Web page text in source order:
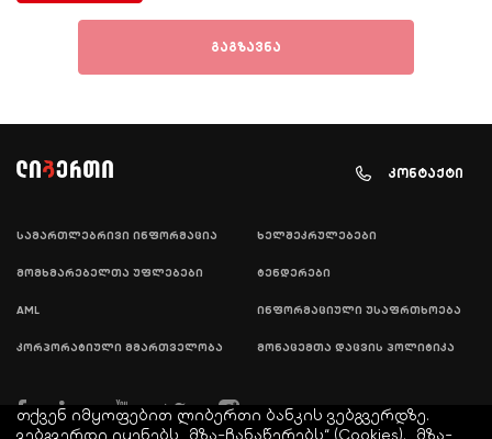
გაგზავნა
კონტაქტი
სამართლებრივი ინფორმაცია ხელშეკრულებები
მომხმარებელთა უფლებები ტენდერები
AML ინფორმაციული უსაფრთხოება
კორპორატიული მმართველობა მონაცემთა დაცვის პოლიტიკა
თქვენ იმყოფებით ლიბერთი ბანკის ვებგვერდზე.
ვებგვერდი იყენებს „მზა-ჩანაწერებს“ (Cookies). „მზა-